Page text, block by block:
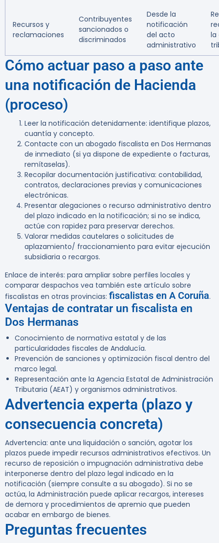
Recursos y
reclamaciones
Contribuyentes
sancionados o
discriminados
Desde la
notificación
del acto
administrativo
la
Cómo actuar paso a paso ante
una notificación de Hacienda
(proceso)
Leer la notificación detenidamente: identifique plazos,
cuantía y concepto.
Contacte con un abogado fiscalista en Dos Hermanas
de inmediato (si ya dispone de expediente o facturas,
remítaselas).
Recopilar documentación justificativa: contabilidad,
contratos, declaraciones previas y comunicaciones
electrónicas.
Presentar alegaciones o recurso administrativo dentro
del plazo indicado en la notificación; si no se indica,
actúe con rapidez para preservar derechos.
Valorar medidas cautelares o solicitudes de
aplazamiento/ fraccionamiento para evitar ejecución
subsidiaria o recargos.
Enlace de interés: para ampliar sobre perfiles locales y
comparar despachos vea también este artículo sobre
fiscalistas en otras provincias: fiscalistas en A Coruña.
Ventajas de contratar un fiscalista en
Dos Hermanas
Conocimiento de normativa estatal y de las
particularidades fiscales de Andalucía.
Prevención de sanciones y optimización fiscal dentro del
marco legal.
Representación ante la Agencia Estatal de Administración
Tributaria (AEAT) y organismos administrativos.
Advertencia experta (plazo y
consecuencia concreta)
Advertencia: ante una liquidación o sanción, agotar los
plazos puede impedir recursos administrativos efectivos. Un
recurso de reposición o impugnación administrativa debe
interponerse dentro del plazo legal indicado en la
notificación (siempre consulte a su abogado). Si no se
actúa, la Administración puede aplicar recargos, intereses
de demora y procedimientos de apremio que pueden
acabar en embargo de bienes.
Preguntas frecuentes